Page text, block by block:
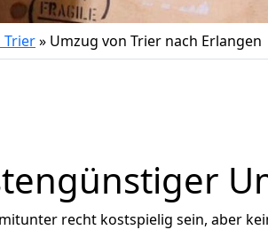
Trier» Umzug von Trier nach Erlangen
recht kostspielig sein, aber